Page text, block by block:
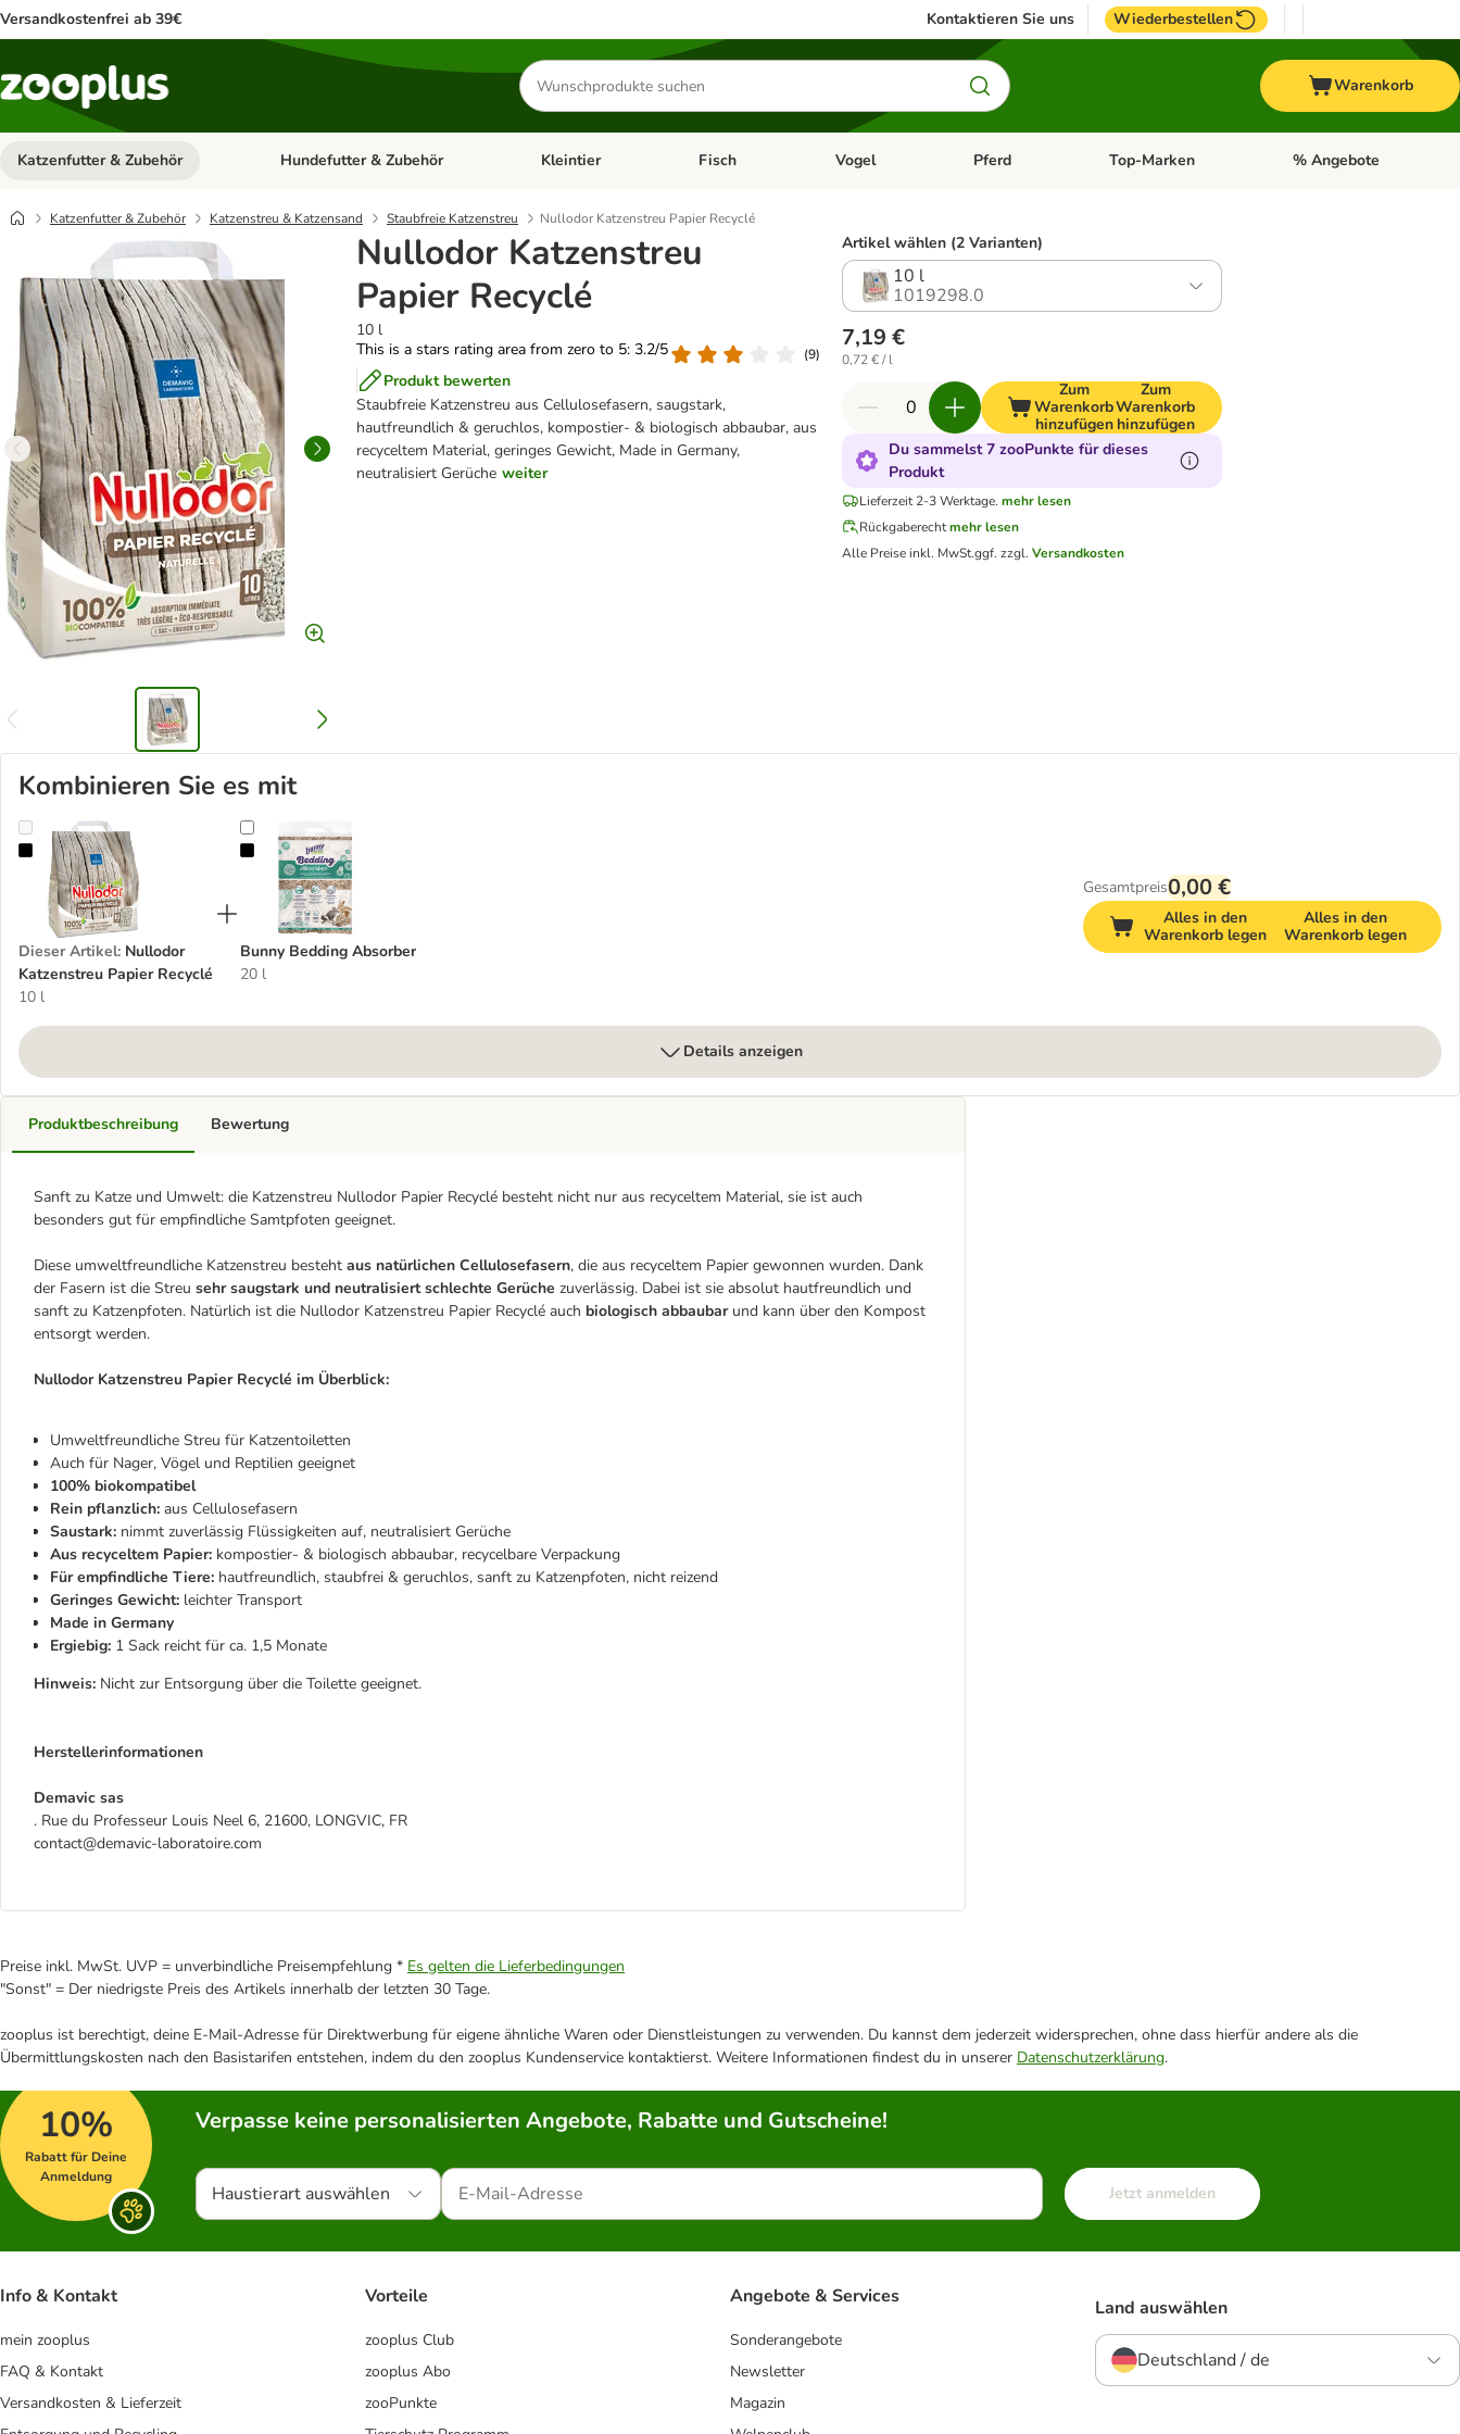
Versandkostenfrei ab 39€ Kontaktieren Sie uns Wiederbestellen
Produkte
suchen
Warenkorb
Katzenfutter & Zubehör Kategorie-Menü öffnen: Katzenfutter & Zubehör
Hundefutter & Zubehör Kategorie-Menü öffnen: Hundefutter & Zubehör
Kleintier Kategorie-Menü öffnen: Kleintier
Fisch Kategorie-Menü öffnen: Fisch
Vogel Kategorie-Menü öffnen: Vogel
Pferd Kategorie-Menü öffnen: Pferd
Top-Marken Kategorie-Menü öffnen:
% Angebote
Katzenfutter & Zubehör Katzenstreu & Katzensand Staubfreie Katzenstreu Nullodor Katzenstreu Papier Recyclé
Nullodor Katzenstreu
Papier Recyclé
10 l
This is a stars rating area from zero to 5: 3.2/5
(9)
Produkt bewerten
Staubfreie Katzenstreu aus Cellulosefasern, saugstark,
hautfreundlich & geruchlos, kompostier- & biologisch abbaubar, aus
recyceltem Material, geringes Gewicht, Made in Germany,
neutralisiert Gerüche weiter
Artikel wählen (2 Varianten)
10 l
1019298.0
7,19 €
0,72 € / l
Zum
Warenkorb
hinzufügen
Zum
Warenkorb
hinzufügen
Du sammelst 7 zooPunkte für dieses
Produkt
Lieferzeit 2-3 Werktage. mehr lesen
Rückgaberechtmehr lesen
Alle Preise inkl. MwSt.ggf. zzgl.Versandkosten
Kombinieren Sie es mit
Nullodor Katzenstreu Papier Recyclé
Dieser Artikel: Nullodor
Katzenstreu Papier Recyclé
10 l
Bunny Bedding Absorber
Bunny Bedding Absorber
20 l
Gesamtpreis0,00 €
Alles in den
Warenkorb legen
Alles in den
Warenkorb legen
Details anzeigen
Produktbeschreibung
Sanft zu Katze und Umwelt: die Katzenstreu Nullodor Papier Recyclé besteht nicht nur aus recyceltem Material, sie ist auch
besonders gut für empfindliche Samtpfoten geeignet.
Diese umweltfreundliche Katzenstreu besteht aus natürlichen Cellulosefasern, die aus recyceltem Papier gewonnen wurden. Dank
der Fasern ist die Streu sehr saugstark und neutralisiert schlechte Gerüche zuverlässig. Dabei ist sie absolut hautfreundlich und
sanft zu Katzenpfoten. Natürlich ist die Nullodor Katzenstreu Papier Recyclé auch biologisch abbaubarund kann über den Kompost
entsorgt werden.
Nullodor Katzenstreu Papier Recyclé im Überblick:
Umweltfreundliche Streu für Katzentoiletten
Auch für Nager, Vögel und Reptilien geeignet
100% biokompatibel
Rein pflanzlich: aus Cellulosefasern
Saustark: nimmt zuverlässig Flüssigkeiten auf, neutralisiert Gerüche
Aus recyceltem Papier: kompostier- & biologisch abbaubar, recycelbare Verpackung
Für empfindliche Tiere: hautfreundlich, staubfrei & geruchlos, sanft zu Katzenpfoten, nicht reizend
Geringes Gewicht: leichter Transport
Made in Germany
Ergiebig: 1 Sack reicht für ca. 1,5 Monate
Hinweis: Nicht zur Entsorgung über die Toilette geeignet.
Herstellerinformationen
Demavic sas
. Rue du Professeur Louis Neel 6, 21600, LONGVIC, FR
contact@demavic-laboratoire.com
Bewertung
Preise inkl. MwSt. UVP = unverbindliche Preisempfehlung * Es gelten die Lieferbedingungen
"Sonst" = Der niedrigste Preis des Artikels innerhalb der letzten 30 Tage.
zooplus ist berechtigt, deine E-Mail-Adresse für Direktwerbung für eigene ähnliche Waren oder Dienstleistungen zu verwenden. Du kannst dem jederzeit widersprechen, ohne dass hierfür andere als die
Übermittlungskosten nach den Basistarifen entstehen, indem du den zooplus Kundenservice kontaktierst. Weitere Informationen findest du in unserer Datenschutzerklärung.
10%
Rabatt für Deine
Anmeldung
Verpasse keine personalisierten Angebote, Rabatte und Gutscheine!
Haustierart auswählen Jetzt anmelden
Info & Kontakt
mein zooplus
FAQ & Kontakt
Versandkosten & Lieferzeit
Vorteile
zooplus Club
zooplus Abo
zooPunkte
Angebote & Services
Sonderangebote
Newsletter
Magazin
Land auswählen
Deutschland / de